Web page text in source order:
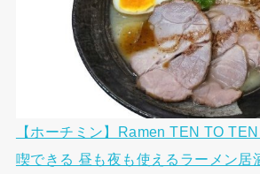
【ホーチミン】Ramen TEN TO
喫できる 昼も夜も使えるラーメン居